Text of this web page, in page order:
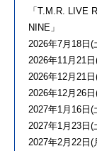
「T.M.R. LIVE
NINE」
2026年7月18
2026年11月21
2026年12月21
2026年12月26
2027年1月16
2027年1月23
2027年2月22